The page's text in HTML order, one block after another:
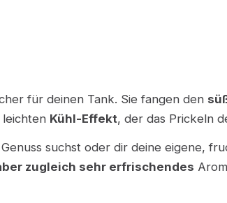
für deinen Tank. Sie fangen den
Kühl-Effekt, der das Prickeln
suchst oder dir deine eigene,
zugleich sehr erfrischendes